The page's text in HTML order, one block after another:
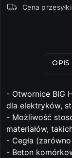
i
Cena
OPIS
- Otwornice BIG
dla elektryków,
- Możliwość
materiałów,
- Cegła
- Beton